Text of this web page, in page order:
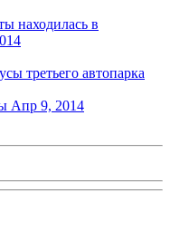
находилась в
третьего автопарка
Апр 9, 2014